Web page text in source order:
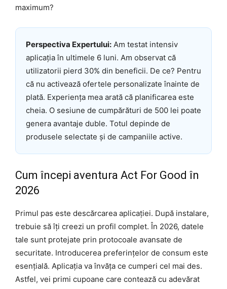
maximum?
Perspectiva Expertului: Am testat intensiv
aplicația în ultimele 6 luni. Am observat că
utilizatorii pierd 30% din beneficii. De ce? Pentru
că nu activează ofertele personalizate înainte de
plată. Experiența mea arată că planificarea este
cheia. O sesiune de cumpărături de 500 lei poate
genera avantaje duble. Totul depinde de
produsele selectate și de campaniile active.
Cum începi aventura Act For Good în
2026
Primul pas este descărcarea aplicației. După instalare,
trebuie să îți creezi un profil complet. În 2026, datele
tale sunt protejate prin protocoale avansate de
securitate. Introducerea preferințelor de consum este
esențială. Aplicația va învăța ce cumperi cel mai des.
Astfel, vei primi cupoane care contează cu adevărat